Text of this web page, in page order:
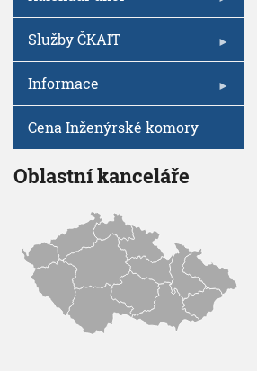
Služby ČKAIT
Informace
Cena Inženýrské komory
Oblastní kanceláře